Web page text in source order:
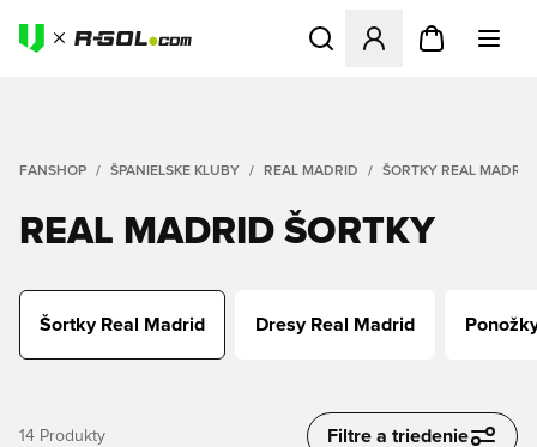
Otvorí modál na
FANSHOP ŠPANIELSKE KLUBY REAL MADRID ŠORTKY REAL MADRID
REAL MADRID ŠORTKY
Šortky Real Madrid Dresy Real Madrid
14 Produkty Filtre a triedenie